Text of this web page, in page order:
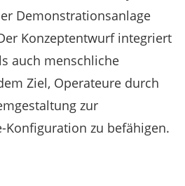
Demonstrationsanlage
Konzeptentwurf integriert
auch menschliche
Ziel, Operateure durch
zur
Konfiguration zu befähigen.